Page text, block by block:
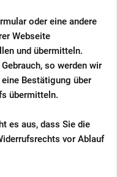
oder eine andere
Webseite
und übermitteln.
so werden wir
Bestätigung über
übermitteln.
es aus, dass Sie die
vor Ablauf